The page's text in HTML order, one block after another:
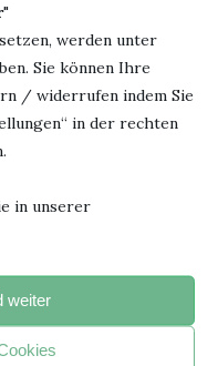
"
werden unter
Sie können Ihre
/ widerrufen indem Sie
in der rechten
in unserer
weiter